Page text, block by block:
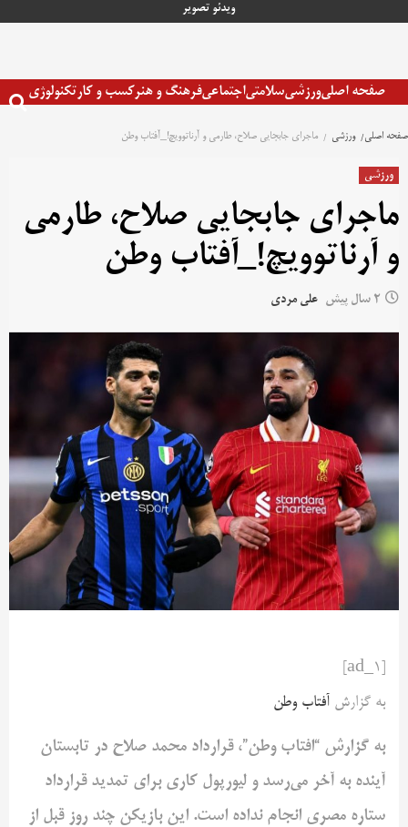
ویدئو تصویر
صفحه اصلیورزشیسلامتیاجتماعیفرهنگ و هنرکسب و کارتکنولوژی
صفحه اصلی ورزشی ماجرای جابجایی صلاح، طارمی و آرناتوویچ!_آفتاب وطن
ورزشی
ماجرای جابجایی صلاح، طارمی
و آرناتوویچ!_آفتاب وطن
2 سال پیش علی مردی
به گزارش آفتاب وطن
به گزارش “افتاب وطن”، قرارداد محمد صلاح در تابستان
آینده به آخر می‌رسد و لیورپول کاری برای تمدید قرارداد
ستاره مصری انجام نداده است. این بازیکن چند روز قبل از